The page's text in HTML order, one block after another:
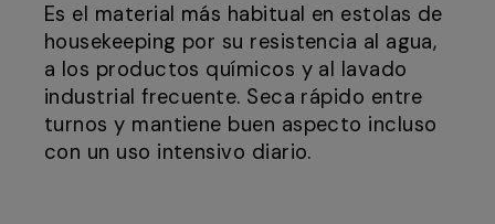
Es el material más habitual en estolas de
housekeeping por su resistencia al agua,
a los productos químicos y al lavado
industrial frecuente. Seca rápido entre
turnos y mantiene buen aspecto incluso
con un uso intensivo diario.